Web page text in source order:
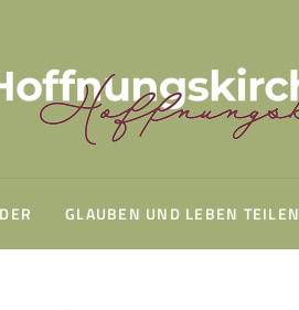
GLAUBEN UND LEBEN TEILEN
Uhr